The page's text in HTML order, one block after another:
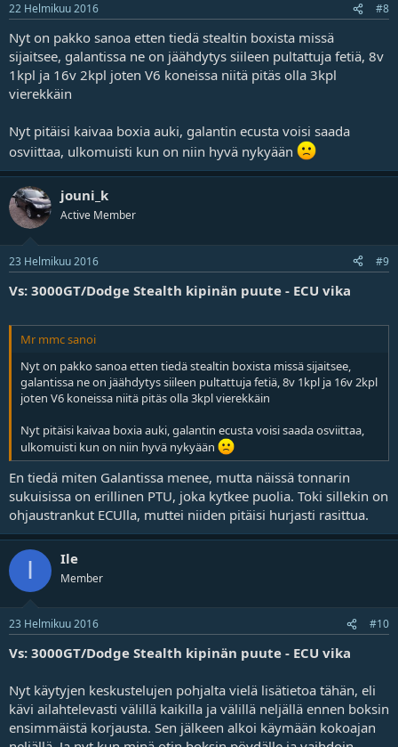
22 Helmikuu 2016 #8
Nyt on pakko sanoa etten tiedä stealtin boxista missä
sijaitsee, galantissa ne on jäähdytys siileen pultattuja fetiä, 8v
1kpl ja 16v 2kpl joten V6 koneissa niitä pitäs olla 3kpl
vierekkäin
Nyt pitäisi kaivaa boxia auki, galantin ecusta voisi saada
osviittaa, ulkomuisti kun on niin hyvä nykyään
jouni_k
Active Member
23 Helmikuu 2016 #9
Vs: 3000GT/Dodge Stealth kipinän puute - ECU vika
Mr mmc sanoi
Nyt on pakko sanoa etten tiedä stealtin boxista missä sijaitsee,
galantissa ne on jäähdytys siileen pultattuja fetiä, 8v 1kpl ja 16v 2kpl
joten V6 koneissa niitä pitäs olla 3kpl vierekkäin
Nyt pitäisi kaivaa boxia auki, galantin ecusta voisi saada osviittaa,
ulkomuisti kun on niin hyvä nykyään
En tiedä miten Galantissa menee, mutta näissä tonnarin
sukuisissa on erillinen PTU, joka kytkee puolia. Toki sillekin on
ohjaustrankut ECUlla, muttei niiden pitäisi hurjasti rasittua.
I Ile
Member
23 Helmikuu 2016 #10
Vs: 3000GT/Dodge Stealth kipinän puute - ECU vika
Nyt käytyjen keskustelujen pohjalta vielä lisätietoa tähän, eli
kävi ailahtelevasti välillä kaikilla ja välillä neljällä ennen boksin
ensimmäistä korjausta. Sen jälkeen alkoi käymään kokoajan